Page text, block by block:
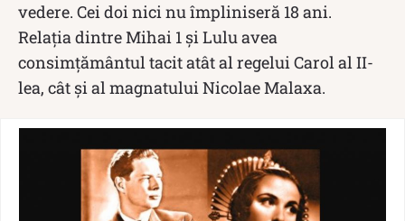
vedere. Cei doi nici nu împliniseră 18 ani.
Relația dintre Mihai 1 și Lulu avea
consimțământul tacit atât al regelui Carol al II-
lea, cât și al magnatului Nicolae Malaxa.